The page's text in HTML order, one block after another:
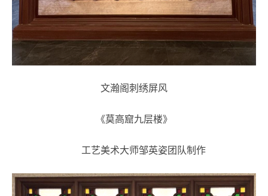
文瀚阁刺绣屏风
《莫高窟九层楼》
工艺美术大师邹英姿团队制作